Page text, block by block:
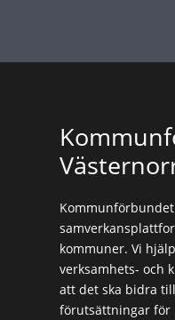
kommuner. Vi
verksamhets- och
att det ska bidra
förutsättningar för